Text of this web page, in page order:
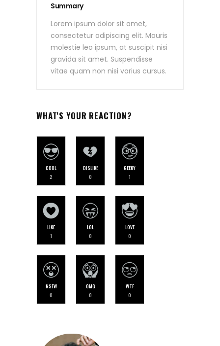
Summary
Lorem ipsum dolor sit amet,
consectetur adipiscing elit. Mauris
molestie leo ipsum, at suscipit nisi
gravida sit amet. Suspendisse
vitae quam non nisi varius cursus.
WHAT'S YOUR REACTION?
COOL
2
DISLIKE
0
GEEKY
1
LIKE
1
LOL
0
LOVE
0
NSFW
0
OMG
0
WTF
0